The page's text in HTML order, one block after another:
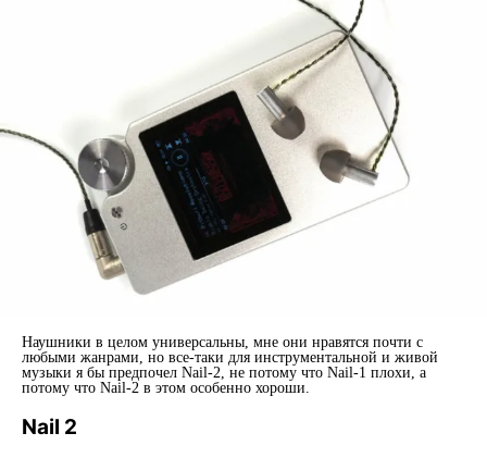
Наушники в целом универсальны, мне они нравятся почти с
любыми жанрами, но все-таки для инструментальной и живой
музыки я бы предпочел Nail-2, не потому что Nail-1 плохи, а
потому что Nail-2 в этом особенно хороши.
Nail 2